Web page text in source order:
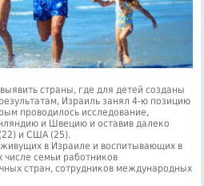
страны, где для детей созданы
Израиль занял 4-ю позицию
проводилось исследование,
и Швецию и оставив далеко
и США (25).
в Израиле и воспитывающих в
числе семьи работников
стран, сотрудников международных